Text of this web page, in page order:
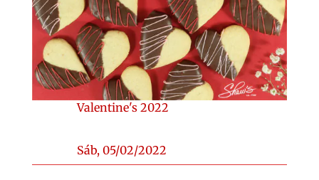
Valentine's 2022
Sáb, 05/02/2022